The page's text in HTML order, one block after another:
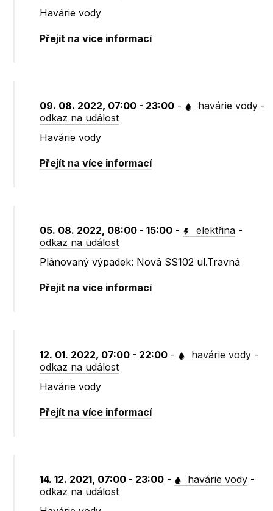
Havárie vody
Přejít na více informací
09. 08. 2022, 07:00 - 23:00 - havárie vody -
odkaz na událost
Havárie vody
Přejít na více informací
05. 08. 2022, 08:00 - 15:00 - elektřina -
odkaz na událost
Plánovaný výpadek: Nová SS102 ul.Travná
Přejít na více informací
12. 01. 2022, 07:00 - 22:00 - havárie vody -
odkaz na událost
Havárie vody
Přejít na více informací
14. 12. 2021, 07:00 - 23:00 - havárie vody -
odkaz na událost